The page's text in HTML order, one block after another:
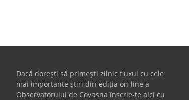
Dacă dorești să primești zilnic fluxul cu cele
mai importante știri din ediția on-line a
Observatorului de Covasna înscrie-te aici cu